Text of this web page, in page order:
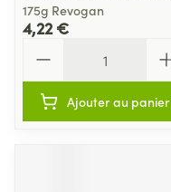
175g Revogan
4,22 €
Ajouter au panier